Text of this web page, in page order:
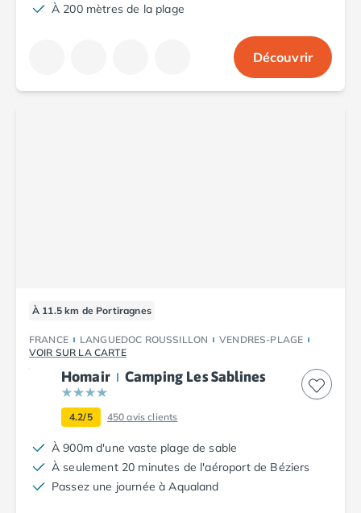
À 200 mètres de la plage
Découvrir
À 11.5 km de Portiragnes
FRANCE LANGUEDOC ROUSSILLON
VENDRES-PLAGE
VOIR SUR LA CARTE
Homair Camping Les Sablines
4.2/5 450avis clients
À 900m d'une vaste plage de sable
À seulement 20 minutes de l'aéroport de Béziers
Passez une journée à Aqualand